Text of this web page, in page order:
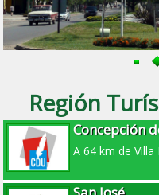
Región
Concepción
A 64 km de Villa